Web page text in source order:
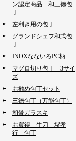
ン認定商品 和三徳包
丁
左利き用の包丁
グランドシェフ和式包
丁
INOXなないろPC柄
マグロ切り包丁 3サイ
ズ
お勧め包丁セット
三徳包丁（万能包丁）
和骨ガラスキ
お買得 牛刀 堺孝
行 包丁